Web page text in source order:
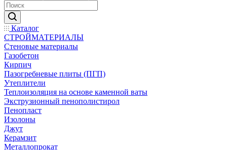
Каталог
СТРОЙМАТЕРИАЛЫ
Стеновые материалы
Газобетон
Кирпич
Пазогребневые плиты (ПГП)
Утеплители
Теплоизоляция на основе каменной ваты
Экструзионный пенополистирол
Пенопласт
Изолоны
Джут
Керамзит
Металлопрокат